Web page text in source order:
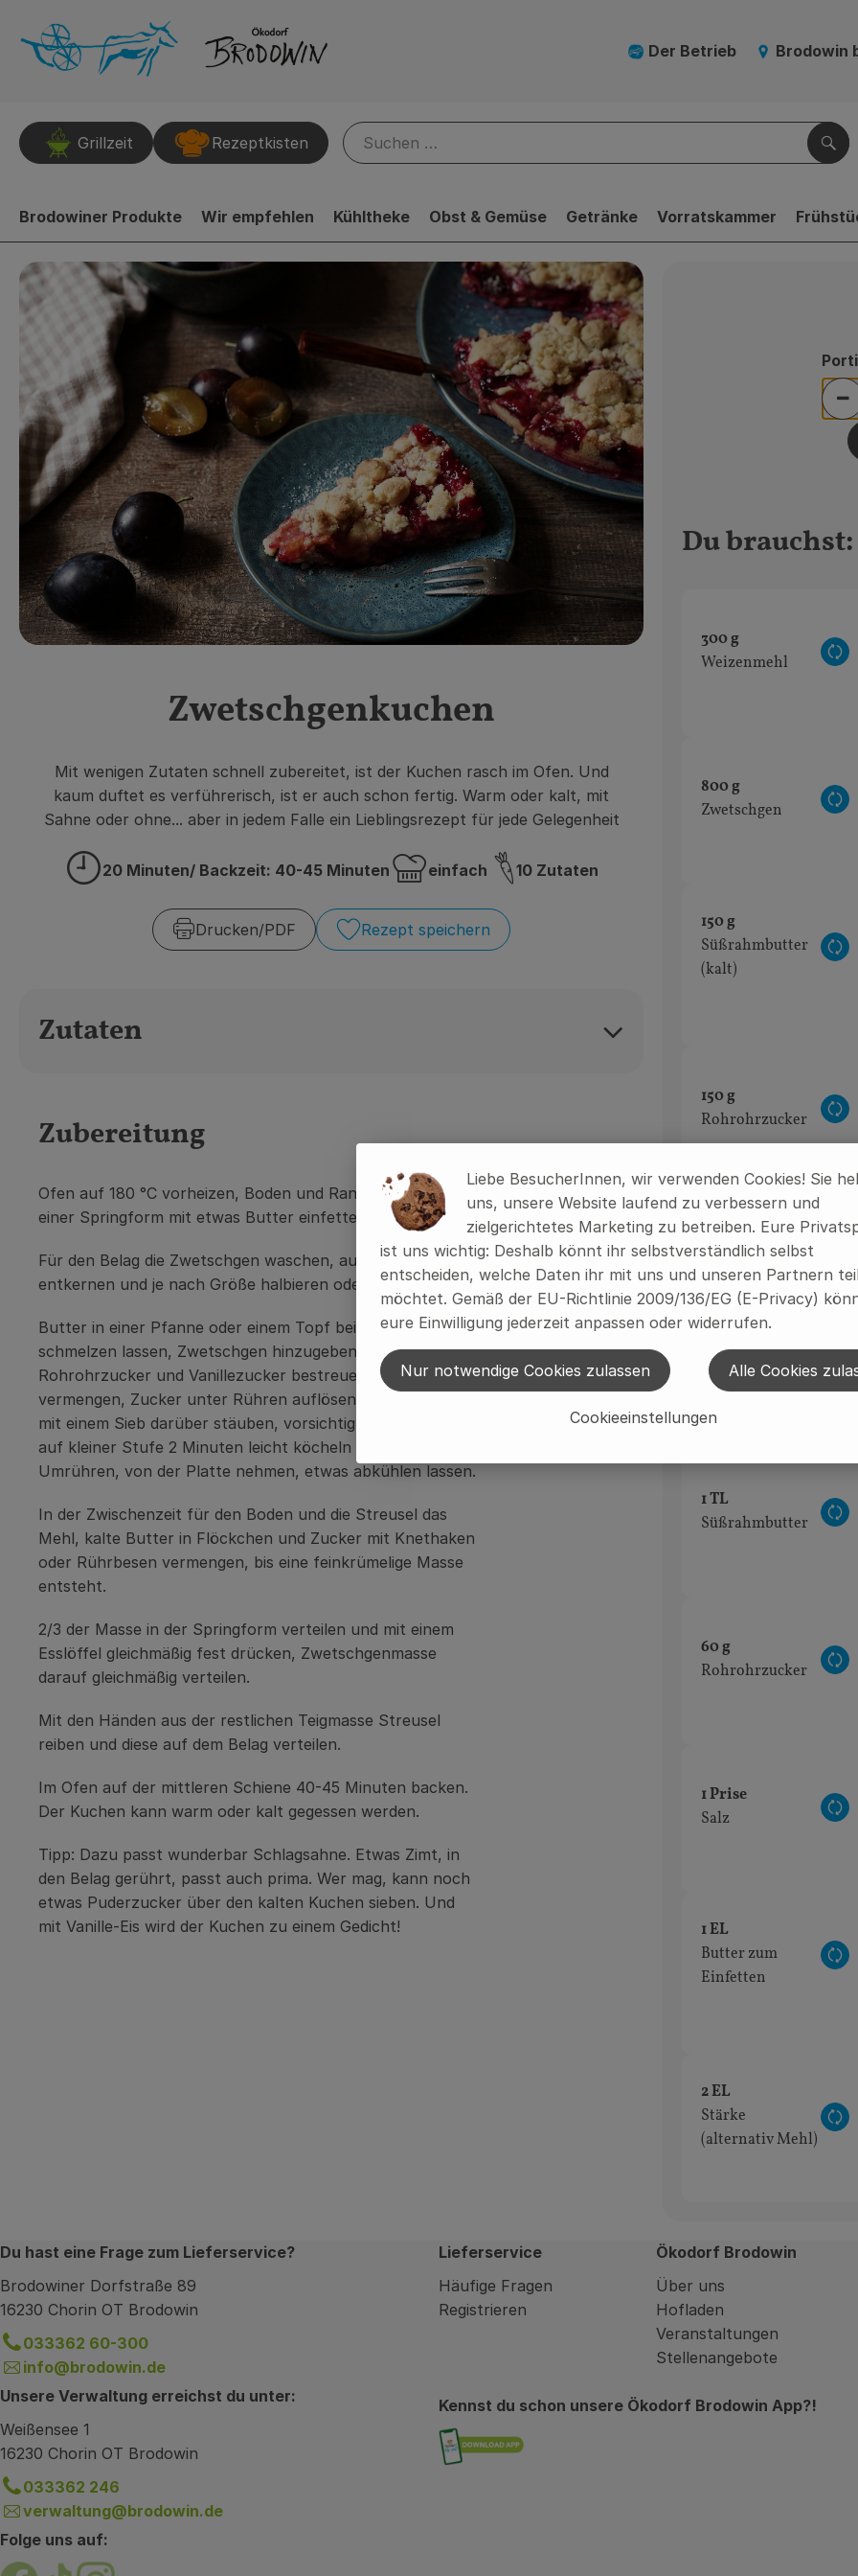
Der Betrieb Brodowin
Grillzeit Rezeptkisten
Brodowiner Produkte Wir empfehlen Kühltheke Obst & Gemüse Getränke Vorratskammer
Zwetschgenkuchen
Mit wenigen Zutaten schnell zubereitet, ist der Kuchen rasch im Ofen. Und
kaum duftet es verführerisch, ist er auch schon fertig. Warm oder kalt, mit
Sahne oder ohne... aber in jedem Falle ein Lieblingsrezept für jede Gelegenheit
Zubreitungszeit:
20 Minuten/ Backzeit: 40-45 Minuten
Schwierigkeit:
einfach 10 Zutaten
Drucken​/​PDF Rezept speichern
Zutaten
Zubereitung
Ofen auf 180 °C vorheizen, Boden und Rand
einer Springform mit etwas Butter einfetten.
Für den Belag die Zwetschgen waschen, aufschneiden,
entkernen und je nach Größe halbieren oder vierteln.
Butter in einer Pfanne oder einem Topf bei mittlerer Hitze
schmelzen lassen, Zwetschgen hinzugeben. Mit
Rohrohrzucker und Vanillezucker bestreuen und
vermengen, Zucker unter Rühren auflösen lassen. Stärke
mit einem Sieb darüber stäuben, vorsichtig verrühren und
auf kleiner Stufe 2 Minuten leicht köcheln lassen.
Umrühren, von der Platte nehmen, etwas abkühlen lassen.
In der Zwischenzeit für den Boden und die Streusel das
Mehl, kalte Butter in Flöckchen und Zucker mit Knethaken
oder Rührbesen vermengen, bis eine feinkrümelige Masse
entsteht.
2/3 der Masse in der Springform verteilen und mit einem
Esslöffel gleichmäßig fest drücken, Zwetschgenmasse
darauf gleichmäßig verteilen.
Mit den Händen aus der restlichen Teigmasse Streusel
reiben und diese auf dem Belag verteilen.
Im Ofen auf der mittleren Schiene 40-45 Minuten backen.
Der Kuchen kann warm oder kalt gegessen werden.
Tipp: Dazu passt wunderbar Schlagsahne. Etwas Zimt, in
den Belag gerührt, passt auch prima. Wer mag, kann noch
etwas Puderzucker über den kalten Kuchen sieben. Und
mit Vanille-Eis wird der Kuchen zu einem Gedicht!
Du brauchst:
300 g
Weizenmehl
800 g
Zwetschgen
150 g
Süßrahmbutter
(kalt)
150 g
Rohrohrzucker
1 Stk
Vanillezucker
Du hast
1 TL
Süßrahmbutter
60 g
Rohrohrzucker
1 Prise
Salz
1 EL
Butter zum
Einfetten
2 EL
Stärke
(alternativ Mehl)
Du hast eine Frage zum Lieferservice?
Brodowiner Dorfstraße 89
16230 Chorin OT Brodowin
033362 60-300
info@brodowin.de
Unsere Verwaltung erreichst du unter:
Weißensee 1
16230 Chorin OT Brodowin
033362 246
verwaltung@brodowin.de
Folge uns auf:
Externer Link zu https://www.facebook.com/brodowin
Externer Link zu https://www.tiktok.com/@oekodorfbrodowin
Externer Link zu https://www.instagram.com/oekodorfbrodowin/?hl=de
Lieferservice
Häufige Fragen
Registrieren
Ökodorf Brodowin
Über uns
Hofladen
Veranstaltungen
Stellenangebote
Kennst du schon unsere Ökodorf Brodowin App?!
Externer Link zu https://brodowin.de/
Liebe BesucherInnen, wir verwenden Cookies! Sie
uns, unsere Website laufend zu verbessern und
zielgerichtetes Marketing zu betreiben. Eure
ist uns wichtig: Deshalb könnt ihr selbstverständlich selbst
entscheiden, welche Daten ihr mit uns und unseren Partnern
möchtet. Gemäß der EU-Richtlinie 2009/136/EG (E-Privacy)
eure Einwilligung jederzeit anpassen oder widerrufen.
Cookieeinstellungen
Nur notwendige Cookies zulassen Alle Cookies